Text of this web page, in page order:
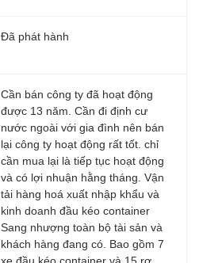
Đã phát hành
Cần bán công ty đã hoạt động
được 13 năm. Cần đi định cư
nước ngoài với gia đình nên bán
lại công ty hoạt động rất tốt. chỉ
cần mua lại là tiếp tục hoạt động
và có lợi nhuận hằng tháng. Vận
tải hàng hoá xuất nhập khẩu và
kinh doanh đầu kéo container
Sang nhượng toàn bộ tài sản và
khách hàng đang có. Bao gồm 7
xe đầu kéo container và 15 rơ